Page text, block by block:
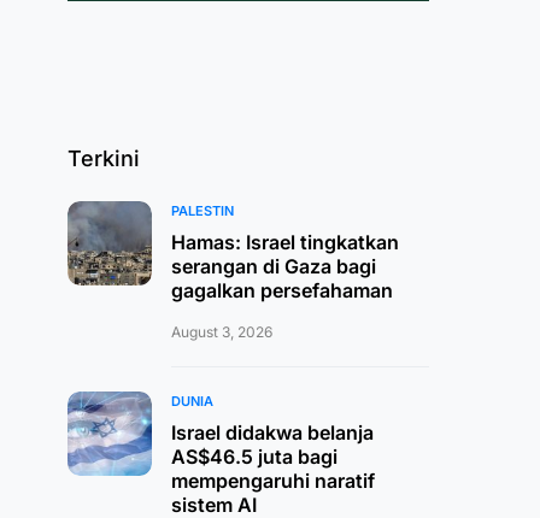
Terkini
PALESTIN
Hamas: Israel tingkatkan
serangan di Gaza bagi
gagalkan persefahaman
August 3, 2026
DUNIA
Israel didakwa belanja
AS$46.5 juta bagi
mempengaruhi naratif
sistem AI